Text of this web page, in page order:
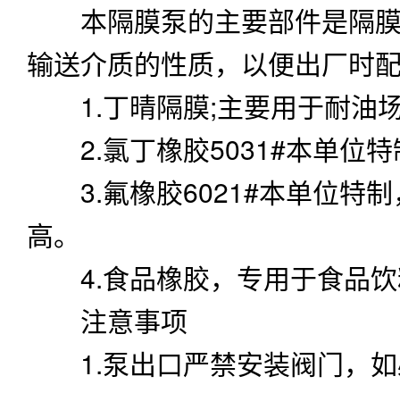
本隔膜泵的主要部件是隔膜
输送介质的性质，以便出厂时
1.丁晴隔膜;主要用于耐油
2.氯丁橡胶5031#本单位特
3.氟橡胶6021#本单位特制
高。
4.食品橡胶，专用于食品饮
注意事项
1.泵出口严禁安装阀门，如